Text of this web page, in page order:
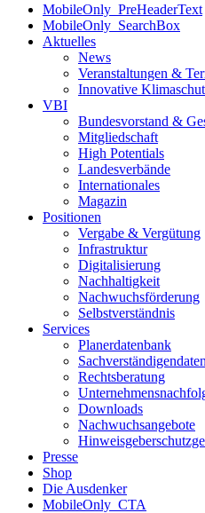
MobileOnly_PreHeaderText
MobileOnly_SearchBox
Aktuelles
News
Veranstaltungen &
Innovative
VBI
Bundesvorstand &
Mitgliedschaft
High Potentials
Landesverbände
Internationales
Magazin
Positionen
Vergabe & Vergütung
Infrastruktur
Digitalisierung
Nachhaltigkeit
Nachwuchsförderung
Selbstverständnis
Services
Planerdatenbank
Rechtsberatung
Downloads
Nachwuchsangebote
Presse
Shop
Die Ausdenker
MobileOnly_CTA